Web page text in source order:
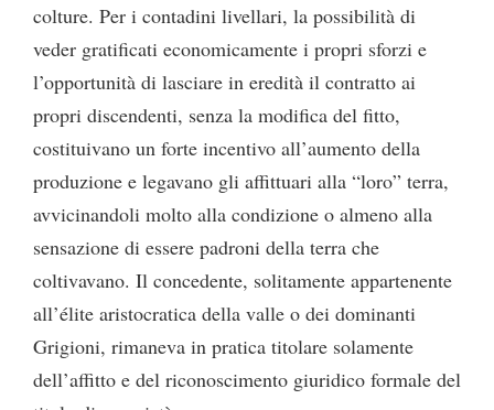
colture. Per i contadini livellari, la possibilità di
veder gratificati economicamente i propri sforzi e
l’opportunità di lasciare in eredità il contratto ai
propri discendenti, senza la modifica del fitto,
costituivano un forte incentivo all’aumento della
produzione e legavano gli affittuari alla “loro” terra,
avvicinandoli molto alla condizione o almeno alla
sensazione di essere padroni della terra che
coltivavano. Il concedente, solitamente appartenente
all’élite aristocratica della valle o dei dominanti
Grigioni, rimaneva in pratica titolare solamente
dell’affitto e del riconoscimento giuridico formale del